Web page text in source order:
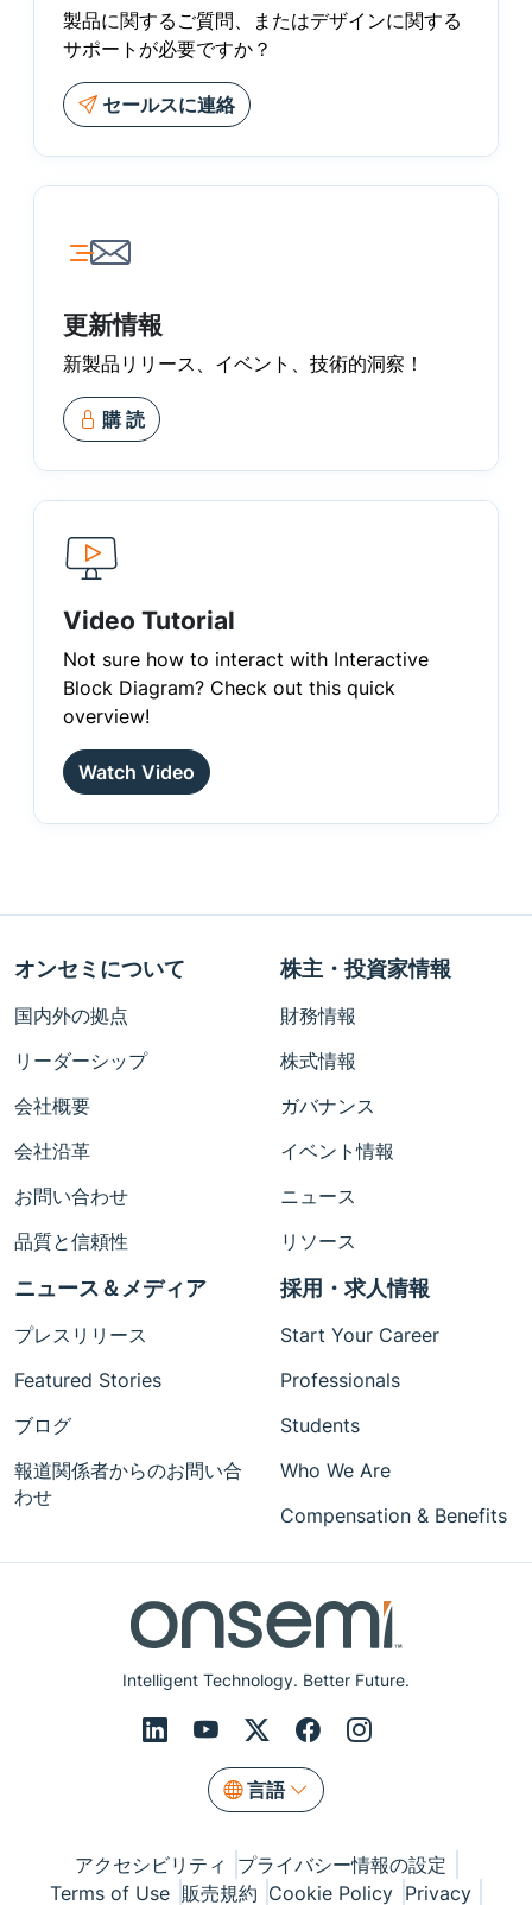
製品に関するご質問、またはデザインに関する
サポートが必要ですか？
セールスに連絡
更新情報
新製品リリース、イベント、技術的洞察！
購 読
Video Tutorial
Not sure how to interact with Interactive
Block Diagram? Check out this quick
overview!
Watch Video
Intelligent Technology. Better Future.
言語
オンセミについて
国内外の拠点
リーダーシップ
会社概要
会社沿革
お問い合わせ
品質と信頼性
株主・投資家情報
財務情報
株式情報
ガバナンス
イベント情報
ニュース
リソース
ニュース＆メディア
プレスリリース
Featured Stories
ブログ
報道関係者からのお問い合
わせ
採用・求人情報
Start Your Career
Professionals
Students
Who We Are
Compensation & Benefits
アクセシビリティ
プライバシー情報の設定
Terms of Use 販売規約 Cookie Policy Privacy